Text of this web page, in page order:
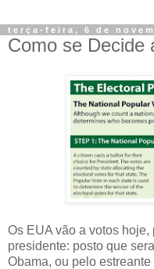
terça-feira, 6 de
Como se Decide
Os EUA vão a votos
presidente: posto que
Obama, ou pelo